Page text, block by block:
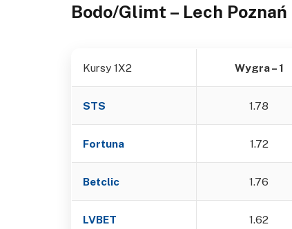
Bodo/Glimt – Lech Poznań
Kursy 1X2 Wygra – 1
STS 1.78
Fortuna 1.72
Betclic 1.76
LVBET 1.62